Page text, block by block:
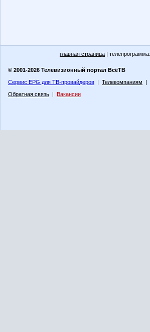
главная страница | телепрограмма:
© 2001-2026 Телевизионный портал ВсёТВ
Сервис EPG для ТВ-провайдеров | Телекомпаниям |
Обратная связь | Вакансии